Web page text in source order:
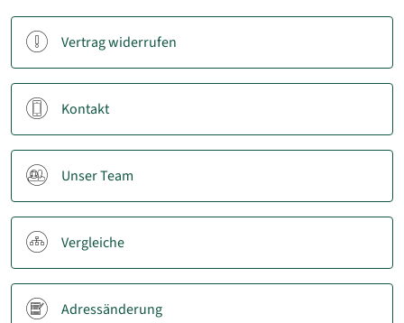
Vertrag widerrufen
Kontakt
Unser Team
Vergleiche
Adressänderung